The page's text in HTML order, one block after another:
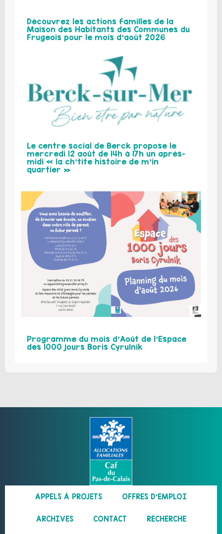
Découvrez les actions familles de la
Maison des Habitants des Communes du
Frugeois pour le mois d’août 2026
Le centre social de Berck propose le
mercredi 12 août de 14h à 17h un après-
midi « la ch’tite histoire de m’in
quartier »
Programme du mois d’Août de l’Espace
des 1000 jours Boris Cyrulnik
APPELS À PROJETS OFFRES D’EMPLOI
ARCHIVES CONTACT RECHERCHE